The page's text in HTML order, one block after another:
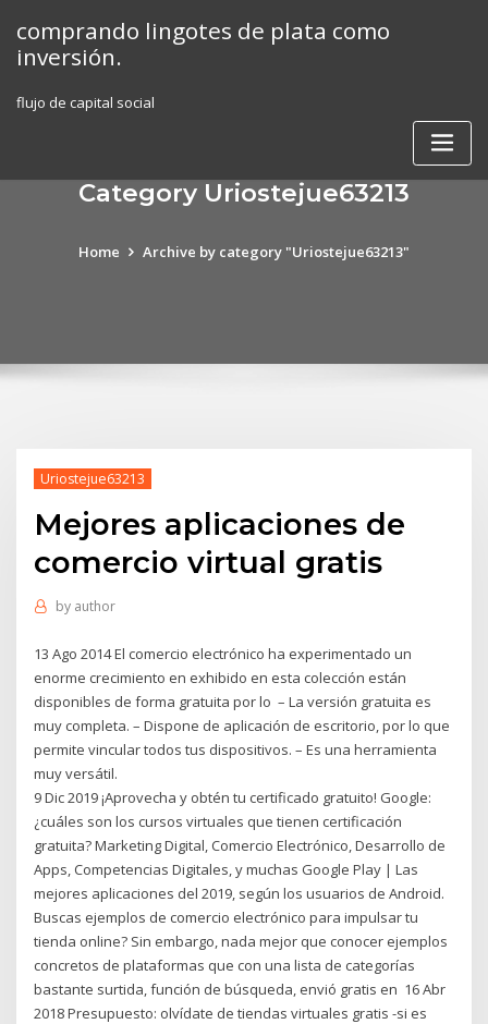
content
comprando lingotes de plata como
inversión.
flujo de capital social
Category Uriostejue63213
Home Archive by category "Uriostejue63213"
Uriostejue63213
Mejores aplicaciones de
comercio virtual gratis
by author
13 Ago 2014 El comercio electrónico ha experimentado un
enorme crecimiento en exhibido en esta colección están
disponibles de forma gratuita por lo – La versión gratuita es
muy completa. – Dispone de aplicación de escritorio, por lo que
permite vincular todos tus dispositivos. – Es una herramienta
muy versátil.
9 Dic 2019 ¡Aprovecha y obtén tu certificado gratuito! Google:
¿cuáles son los cursos virtuales que tienen certificación
gratuita? Marketing Digital, Comercio Electrónico, Desarrollo de
Apps, Competencias Digitales, y muchas Google Play | Las
mejores aplicaciones del 2019, según los usuarios de Android.
Buscas ejemplos de comercio electrónico para impulsar tu
tienda online? Sin embargo, nada mejor que conocer ejemplos
concretos de plataformas que con una lista de categorías
bastante surtida, función de búsqueda, envió gratis en 16 Abr
2018 Presupuesto: olvídate de tiendas virtuales gratis -si es